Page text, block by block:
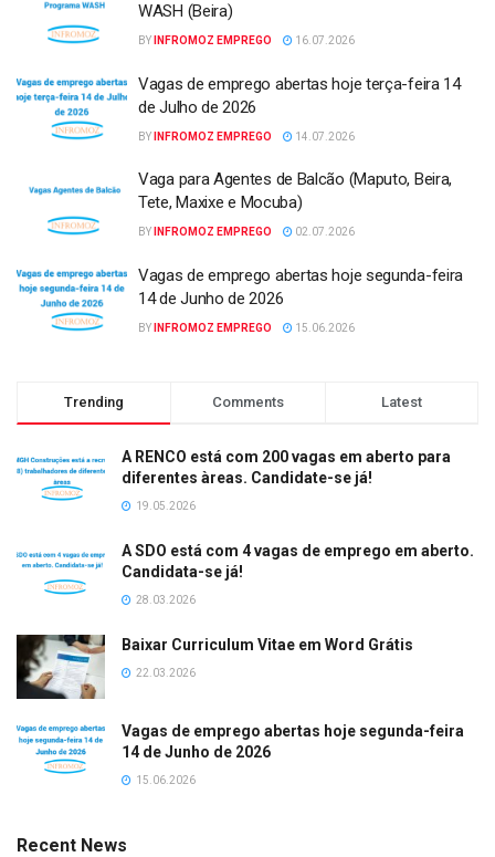
WASH (Beira)
BY INFROMOZ EMPREGO 16.07.2026
Vagas de emprego abertas hoje terça-feira 14
de Julho de 2026
BY INFROMOZ EMPREGO 14.07.2026
Vaga para Agentes de Balcão (Maputo, Beira,
Tete, Maxixe e Mocuba)
BY INFROMOZ EMPREGO 02.07.2026
Vagas de emprego abertas hoje segunda-feira
14 de Junho de 2026
BY INFROMOZ EMPREGO 15.06.2026
Trending Comments Latest
A RENCO está com 200 vagas em aberto para
diferentes àreas. Candidate-se já!
19.05.2026
A SDO está com 4 vagas de emprego em aberto.
Candidata-se já!
28.03.2026
Baixar Curriculum Vitae em Word Grátis
22.03.2026
Vagas de emprego abertas hoje segunda-feira
14 de Junho de 2026
15.06.2026
Recent News